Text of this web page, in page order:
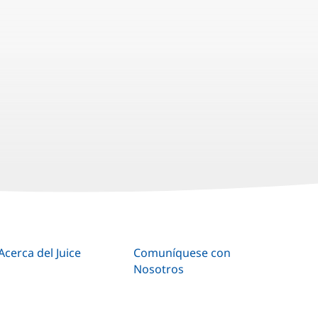
del Juice
Comuníquese con
Nosotros